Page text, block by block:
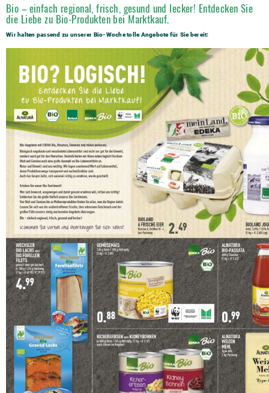
Bio – einfach regional, frisch, gesund und lecker! Entdecken Sie
die Liebe zu Bio-Produkten bei Marktkauf.
Wir halten passend zu unserer Bio-Woche tolle Angebote für Sie bereit: